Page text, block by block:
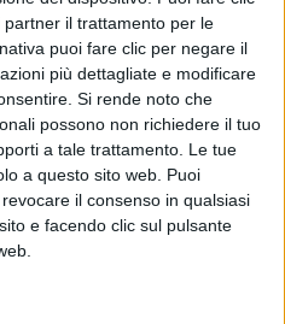
il trattamento per le
puoi fare clic per negare il
più dettagliate e modificare
Si rende noto che
possono non richiedere il tuo
a tale trattamento. Le tue
a questo sito web. Puoi
il consenso in qualsiasi
e facendo clic sul pulsante
Contattaci
Lavora con noi